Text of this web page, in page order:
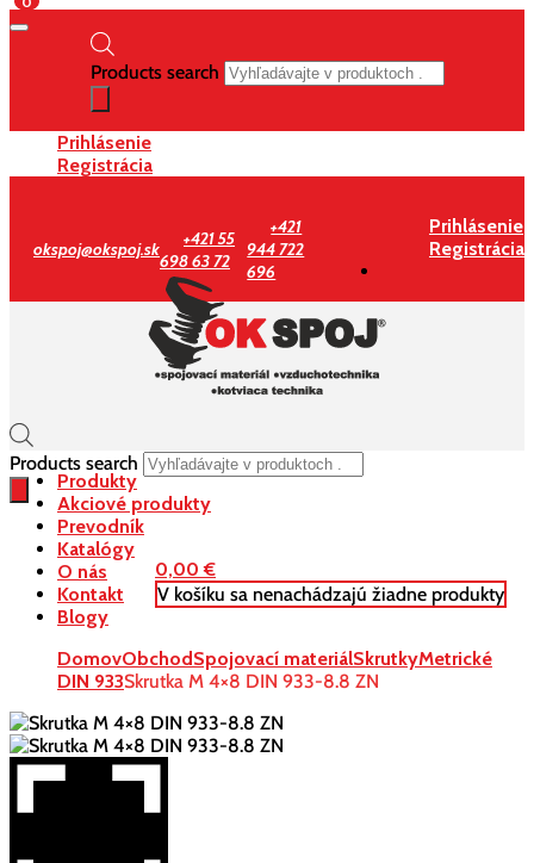
Products search
Prihlásenie
Registrácia
okspoj@okspoj.sk
+421 55
698 63 72
+421
944 722
696
Prihlásenie
Registrácia
Products search
0,00€
V košíku sa nenachádzajú žiadne produkty
Produkty
Akciové produkty
Prevodník
Katalógy
O nás
Kontakt
Blogy
DomovObchodSpojovací materiálSkrutkyMetrické
DIN 933Skrutka M 4×8 DIN 933-8.8 ZN